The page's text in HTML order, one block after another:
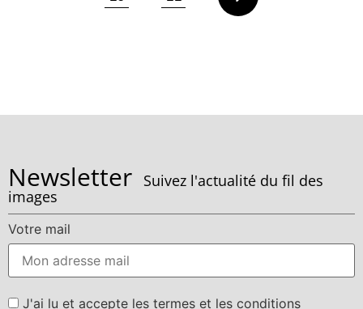
Newsletter
Suivez l'actualité du fil des
images
Votre mail
J'ai lu et accepte les termes et les conditions